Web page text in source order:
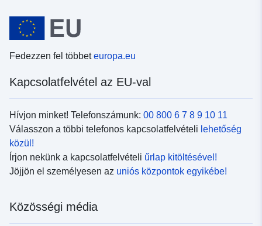
Fedezzen fel többeteuropa.eu
Kapcsolatfelvétel az EU-val
Hívjon minket! Telefonszámunk: 00 800 6 7 8 9 10 11
Válasszon a többi telefonos kapcsolatfelvételi lehetőség
közül!
Írjon nekünk a kapcsolatfelvételi űrlap kitöltésével!
Jöjjön el személyesen az uniós központok egyikébe!
Közösségi média